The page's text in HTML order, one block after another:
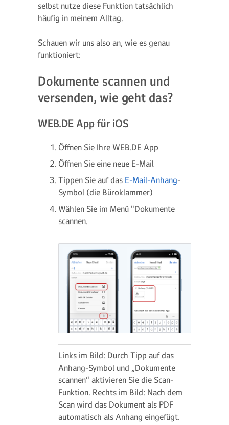
selbst nutze diese Funktion tatsächlich
häufig in meinem Alltag.
Schauen wir uns also an, wie es genau
funktioniert:
Dokumente scannen und
versenden, wie geht das?
WEB.DE App für iOS
Öffnen Sie Ihre WEB.DE App
Öffnen Sie eine neue E-Mail
Tippen Sie auf das E-Mail-Anhang-
Symbol (die Büroklammer)
Wählen Sie im Menü "Dokumente
scannen.
Links im Bild: Durch Tipp auf das
Anhang-Symbol und „Dokumente
scannen“ aktivieren Sie die Scan-
Funktion. Rechts im Bild: Nach dem
Scan wird das Dokument als PDF
automatisch als Anhang eingefügt.